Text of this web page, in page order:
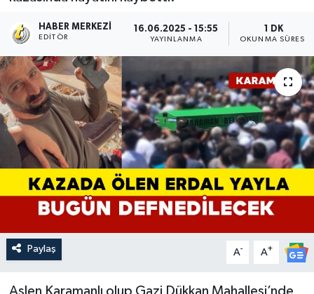
HABER MERKEZI
EDITÖR
16.06.2025 - 15:55
YAYINLANMA
1 DK
OKUNMA SÜRESI
Paylaş A- A+